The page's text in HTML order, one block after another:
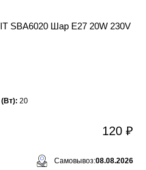
SBA6020 Шар E27 20W 230V
20
120 ₽
Самовывоз:08.08.2026